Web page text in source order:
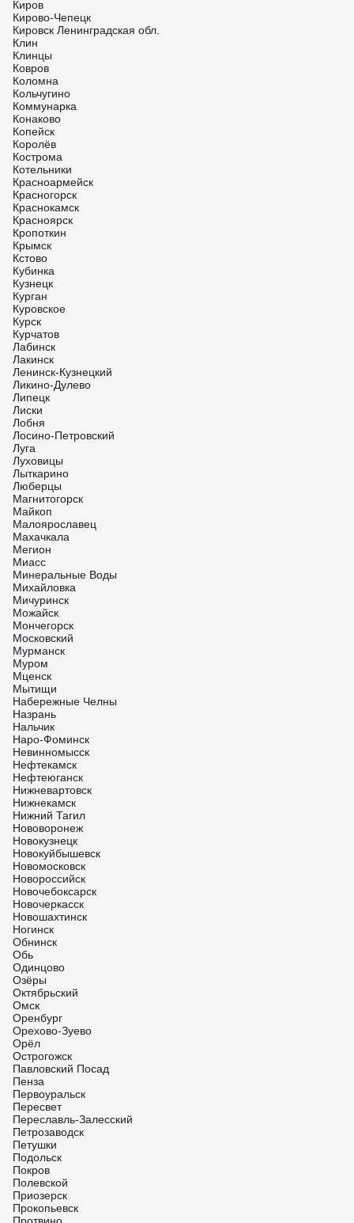
Киров
Кирово-Чепецк
Кировск Ленинградская обл.
Клин
Клинцы
Ковров
Коломна
Кольчугино
Коммунарка
Конаково
Копейск
Королёв
Кострома
Котельники
Красноармейск
Красногорск
Краснокамск
Красноярск
Кропоткин
Крымск
Кстово
Кубинка
Кузнецк
Курган
Куровское
Курск
Курчатов
Лабинск
Лакинск
Ленинск-Кузнецкий
Ликино-Дулево
Липецк
Лиски
Лобня
Лосино-Петровский
Луга
Луховицы
Лыткарино
Люберцы
Магнитогорск
Майкоп
Малоярославец
Махачкала
Мегион
Миасс
Минеральные Воды
Михайловка
Мичуринск
Можайск
Мончегорск
Московский
Мурманск
Муром
Мценск
Мытищи
Набережные Челны
Назрань
Нальчик
Наро-Фоминск
Невинномысск
Нефтекамск
Нефтеюганск
Нижневартовск
Нижнекамск
Нижний Тагил
Нововоронеж
Новокузнецк
Новокуйбышевск
Новомосковск
Новороссийск
Новочебоксарск
Новочеркасск
Новошахтинск
Ногинск
Обнинск
Обь
Одинцово
Озёры
Октябрьский
Омск
Оренбург
Орехово-Зуево
Орёл
Острогожск
Павловский Посад
Пенза
Первоуральск
Пересвет
Переславль-Залесский
Петрозаводск
Петушки
Подольск
Покров
Полевской
Приозерск
Прокопьевск